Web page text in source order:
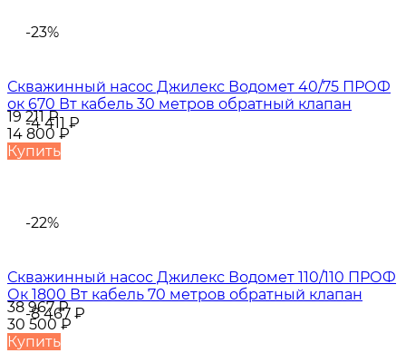
-23%
-4 411 ₽
Скважинный насос Джилекс Водомет 40/75 ПРОФ
ок 670 Вт кабель 30 метров обратный клапан
19 211₽
14 800₽
Купить
-22%
-8 467 ₽
Скважинный насос Джилекс Водомет 110/110 ПРОФ
Ок 1800 Вт кабель 70 метров обратный клапан
38 967₽
30 500₽
Купить